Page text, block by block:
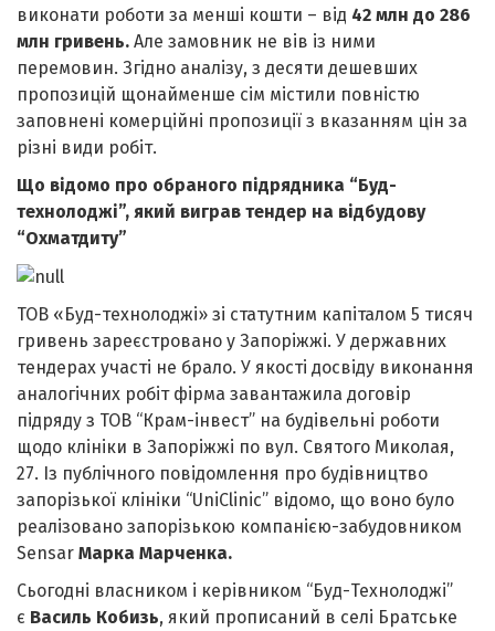
виконати роботи за менші кошти – від 42 млн до 286
млн гривень. Але замовник не вів із ними
перемовин. Згідно аналізу, з десяти дешевших
пропозицій щонайменше сім містили повністю
заповнені комерційні пропозиції з вказанням цін за
різні види робіт.
Що відомо про обраного підрядника “Буд-
технолоджі”, який виграв тендер на відбудову
“Охматдиту”
ТОВ «Буд-технолоджі» зі статутним капіталом 5 тисяч
гривень зареєстровано у Запоріжжі. У державних
тендерах участі не брало. У якості досвіду виконання
аналогічних робіт фірма завантажила договір
підряду з ТОВ “Крам-інвест” на будівельні роботи
щодо клініки в Запоріжжі по вул. Святого Миколая,
27. Із публічного повідомлення про будівництво
запорізької клініки “UniClinic” відомо, що воно було
реалізовано запорізькою компанією-забудовником
Sensar Марка Марченка.
Сьогодні власником і керівником “Буд-Технолоджі”
є Василь Кобизь, який прописаний в селі Братське